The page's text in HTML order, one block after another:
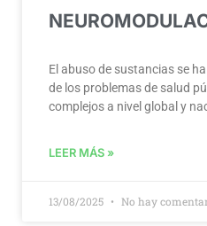
El abuso de sustancias se
de los problemas de salud
complejos a nivel global y
LEER MÁS »
13/08/2025 No hay